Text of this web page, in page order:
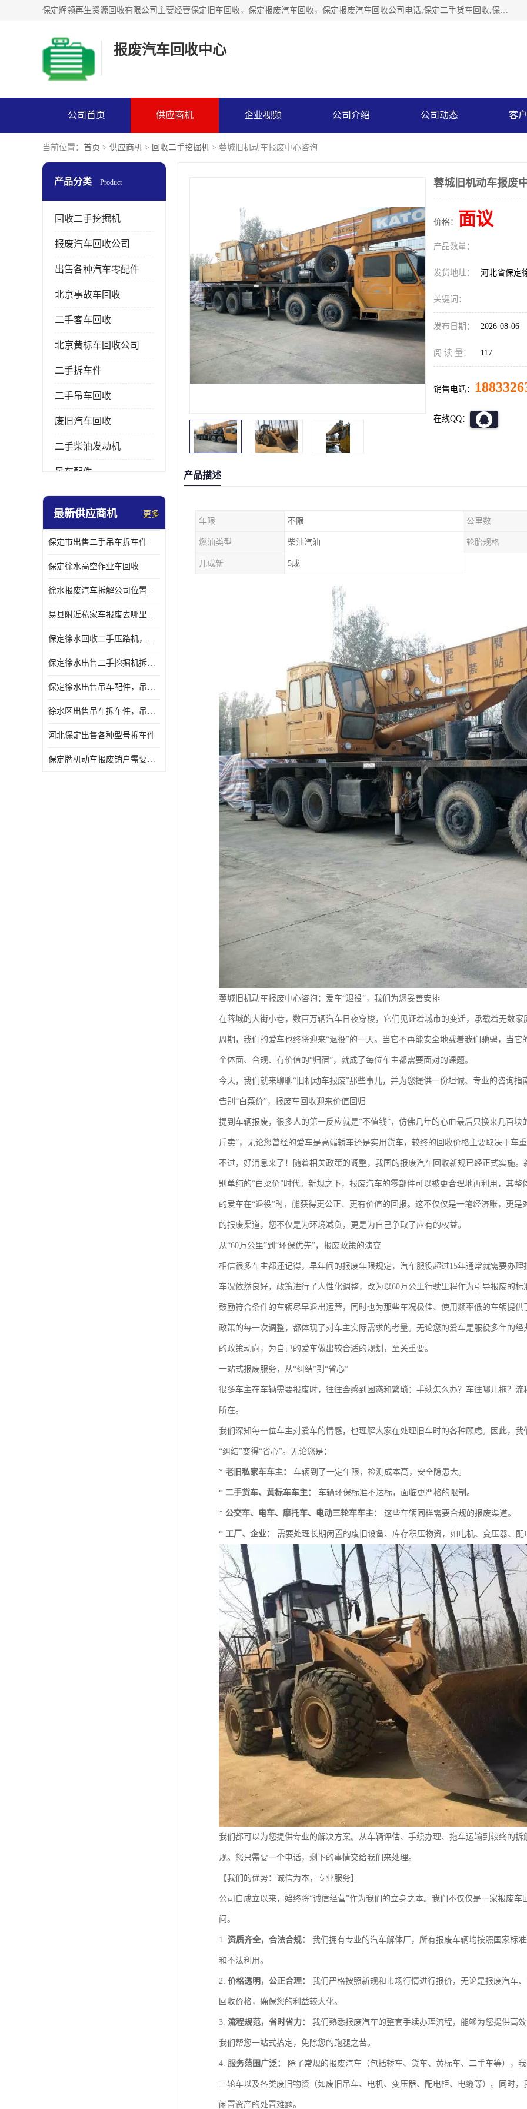
保定辉领再生资源回收有限公司主要经营保定旧车回收，保定报废汽车回收，保定报废汽车回收公司电话,保定二手货车回收,保定黄标车回收, 保定黄标车回收，保定哪里收报废车，保定废旧汽车回收，保定汽车报废手续办理，保定汽车解体厂。将通过采取区域限行促进淘汰、经济补助激励新、加大上路*法处罚、加强达标排放监管等综合措施，对老旧机动车逐步实行末位淘汰，加快老旧机动车淘汰新
报废汽车回收中心
公司首页 供应商机 企业视频 公司介绍 公司动态 客
当前位置： 首页 > 供应商机 > 回收二手挖掘机 > 蓉城旧机动车报废中心咨询
产品分类 Product
回收二手挖掘机
报废汽车回收公司
出售各种汽车零配件
北京事故车回收
二手客车回收
北京黄标车回收公司
二手拆车件
二手吊车回收
废旧汽车回收
二手柴油发动机
吊车配件
挖掘机拆车件
最新供应商机 更多
保定市出售二手吊车拆车件
保定徐水高空作业车回收
徐水报废汽车拆解公司位置，出售二手拆车件发动机
易县附近私家车报废去哪里，咨询车辆销户流程电话
保定徐水回收二手压路机，压路机拆解市场在哪
保定徐水出售二手挖掘机拆车件，挖掘机配件，液压件出售
保定徐水出售吊车配件，吊车拆车件出售
徐水区出售吊车拆车件，吊车液压件，吊车发动机变速箱出售
河北保定出售各种型号拆车件
保定牌机动车报废销户需要带哪些手续，流程咨询
蓉城旧机动车报废
价格： 面议
产品数量：
发货地址： 河北省保定
关键词：
发布日期： 2026-08-06
阅 读 量： 117
销售电话：
在线QQ：
产品描述
年限 不限 公里数
燃油类型 柴油汽油 轮胎规格
几成新 5成
蓉城旧机动车报废中心咨询：爱车“退役”，我们为您妥善安排
在蓉城的大街小巷，数百万辆汽车日夜穿梭，它们见证着城市的变迁，承载着无数
周期，我们的爱车也终将迎来“退役”的一天。当它不再能安全地载着我们驰骋，当
个体面、合规、有价值的“归宿”，就成了每位车主都需要面对的课题。
今天，我们就来聊聊“旧机动车报废”那些事儿，并为您提供一份坦诚、专业的咨询指
告别“白菜价”，报废车回收迎来价值回归
提到车辆报废，很多人的第一反应就是“不值钱”，仿佛几年的心血最后只换来几百
斤卖”，无论您曾经的爱车是高端轿车还是实用货车，较终的回收价格主要取决于车
不过，好消息来了！随着相关政策的调整，我国的报废汽车回收新规已经正式实施
别单纯的“白菜价”时代。新规之下，报废汽车的零部件可以被更合理地再利用，其
的爱车在“退役”时，能获得更公正、更有价值的回报。这不仅仅是一笔经济账，更
的报废渠道，您不仅是为环境减负，更是为自己争取了应有的权益。
从“60万公里”到“环保优先”，报废政策的演变
相信很多车主都还记得，早年间的报废年限规定，汽车服役超过15年通常就需要办
车况依然良好，政策进行了人性化调整，改为以60万公里行驶里程作为引导报废的
鼓励符合条件的车辆尽早退出运营，同时也为那些车况极佳、使用频率低的车辆提供
政策的每一次调整，都体现了对车主实际需求的考量。无论您的爱车是服役多年的
的政策动向，为自己的爱车做出较合适的规划，至关重要。
一站式报废服务，从“纠结”到“省心”
很多车主在车辆需要报废时，往往会感到困惑和繁琐：手续怎么办？车往哪儿拖？
所在。
我们深知每一位车主对爱车的情感，也理解大家在处理旧车时的各种顾虑。因此，
“纠结”变得“省心”。无论您是：
* 老旧私家车车主： 车辆到了一定年限，检测成本高，安全隐患大。
* 二手货车、黄标车车主： 车辆环保标准不达标，面临更严格的限制。
* 公交车、电车、摩托车、电动三轮车车主： 这些车辆同样需要合规的报废渠道。
* 工厂、企业： 需要处理长期闲置的废旧设备、库存积压物资，如电机、变压器、配
我们都可以为您提供专业的解决方案。从车辆评估、手续办理、拖车运输到较终的
规。您只需要一个电话，剩下的事情交给我们来处理。
【我们的优势：诚信为本，专业服务】
公司自成立以来，始终将“诚信经营”作为我们的立身之本。我们不仅仅是一家报废
问。
1. 资质齐全，合法合规： 我们拥有专业的汽车解体厂，所有报废车辆均按照国家标
和不法利用。
2. 价格透明，公正合理： 我们严格按照新规和市场行情进行报价，无论是报废汽车
回收价格，确保您的利益较大化。
3. 流程规范，省时省力： 我们熟悉报废汽车的整套手续办理流程，能够为您提供高
我们帮您一站式搞定，免除您的跑腿之苦。
4. 服务范围广泛： 除了常规的报废汽车（包括轿车、货车、黄标车、二手车等），
三轮车以及各类废旧物资（如废旧吊车、电机、变压器、配电柜、电缆等）。同时
闲置资产的处置难题。